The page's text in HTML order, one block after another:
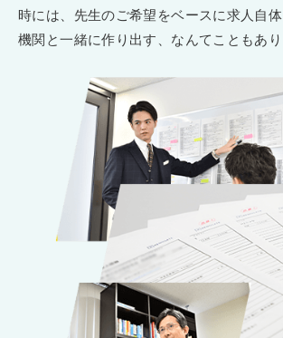
時には、先生のご希望をベースに求人自
機関と一緒に作り出す、なんてこともあり